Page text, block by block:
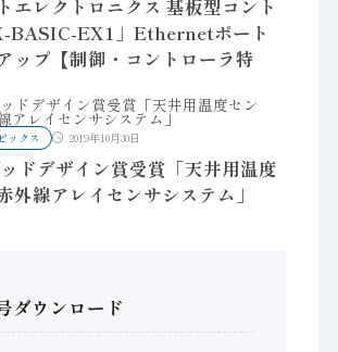
エレクトロニクス 基板型コント
BASIC-EX1」Ethernetポート
ップ【制御・コントローラ特
ックス 2019年10月30日
ドデザイン賞受賞「天井用温度
外線アレイセンサシステム」
ダウンロード